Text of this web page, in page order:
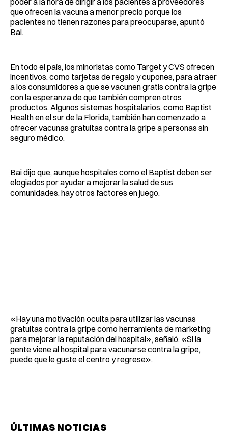
que ofrecen la vacuna a menor precio porque los
pacientes no tienen razones para preocuparse, apuntó
Bai.
En todo el país, los minoristas como Target y CVS ofrecen
incentivos, como tarjetas de regalo y cupones, para atraer
a los consumidores a que se vacunen gratis contra la gripe
con la esperanza de que también compren otros
productos. Algunos sistemas hospitalarios, como Baptist
Health en el sur de la Florida, también han comenzado a
ofrecer vacunas gratuitas contra la gripe a personas sin
seguro médico.
Bai dijo que, aunque hospitales como el Baptist deben ser
elogiados por ayudar a mejorar la salud de sus
comunidades, hay otros factores en juego.
«Hay una motivación oculta para utilizar las vacunas
gratuitas contra la gripe como herramienta de marketing
para mejorar la reputación del hospital», señaló. «Si la
gente viene al hospital para vacunarse contra la gripe,
puede que le guste el centro y regrese».
ÚLTIMAS NOTICIAS